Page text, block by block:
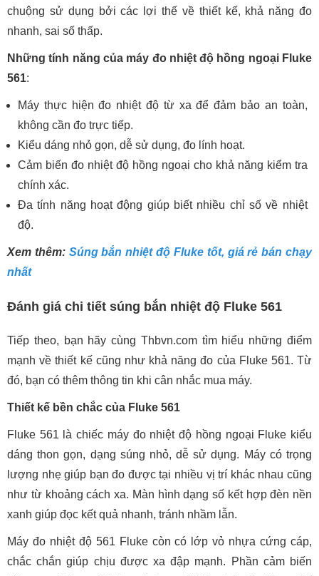
chuộng sử dụng bởi các lợi thế về thiết kế, khả năng đo
nhanh, sai số thấp.
Những tính năng của máy đo nhiệt độ hồng ngoại Fluke
561:
Máy thực hiện đo nhiệt độ từ xa để đảm bảo an toàn,
không cần đo trực tiếp.
Kiểu dáng nhỏ gọn, dễ sử dụng, đo lính hoạt.
Cảm biến đo nhiệt độ hồng ngoại cho khả năng kiểm tra
chính xác.
Đa tính năng hoạt động giúp biết nhiều chỉ số về nhiệt
độ.
Xem thêm: Súng bắn nhiệt độ Fluke tốt, giá rẻ bán chạy
nhất
Đánh giá chi tiết súng bắn nhiệt độ Fluke 561
Tiếp theo, bạn hãy cùng Thbvn.com tìm hiểu những điểm
mạnh về thiết kế cũng như khả năng đo của Fluke 561. Từ
đó, bạn có thêm thông tin khi cân nhắc mua máy.
Thiết kế bền chắc của Fluke 561
Fluke 561 là chiếc máy đo nhiệt độ hồng ngoại Fluke kiểu
dáng thon gọn, dạng súng nhỏ, dễ sử dụng. Máy có trọng
lượng nhẹ giúp bạn đo được tại nhiều vị trí khác nhau cũng
như từ khoảng cách xa. Màn hình dạng số kết hợp đèn nền
xanh giúp đọc kết quả nhanh, tránh nhầm lẫn.
Máy đo nhiệt độ 561 Fluke còn có lớp vỏ nhựa cứng cáp,
chắc chắn giúp chịu được xa đập mạnh. Phần cảm biến